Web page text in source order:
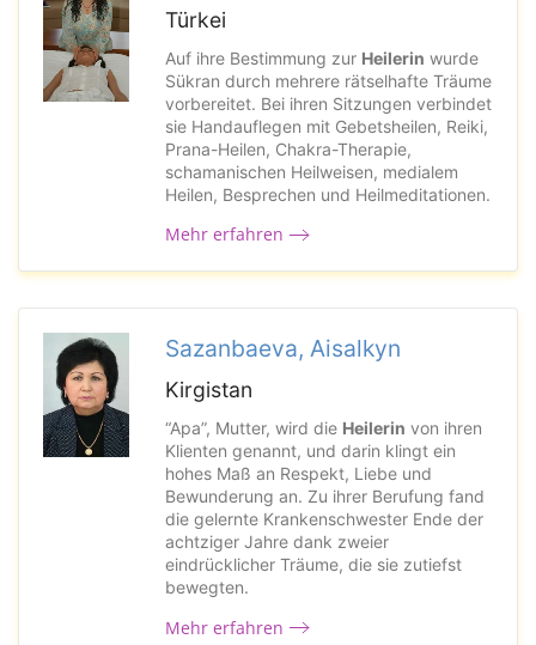
Türkei
Auf ihre Bestimmung zur Heilerin wurde
Sükran durch mehrere rätselhafte Träume
vorbereitet. Bei ihren Sitzungen verbindet
sie Handauflegen mit Gebetsheilen, Reiki,
Prana-Heilen, Chakra-Therapie,
schamanischen Heilweisen, medialem
Heilen, Besprechen und Heilmeditationen.
Mehr erfahren
Sazanbaeva, Aisalkyn
Kirgistan
“Apa”, Mutter, wird die Heilerin von ihren
Klienten genannt, und darin klingt ein
hohes Maß an Respekt, Liebe und
Bewunderung an. Zu ihrer Berufung fand
die gelernte Krankenschwester Ende der
achtziger Jahre dank zweier
eindrücklicher Träume, die sie zutiefst
bewegten.
Mehr erfahren